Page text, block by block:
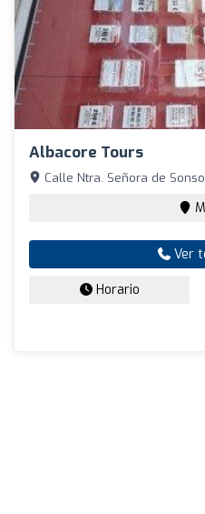
Albacore Tours
Calle Ntra. Señora de
Ver
Horario